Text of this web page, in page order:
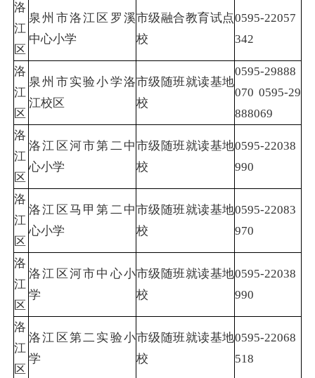
洛
江
区
泉州市洛江区罗溪
中心小学
市级融合教育试点
校
0595-22057
342
洛
江
区
泉州市实验小学洛
江校区
市级随班就读基地
校
0595-29888
070 0595-29
888069
洛
江
区
洛江区河市第二中
心小学
市级随班就读基地
校
0595-22038
990
洛
江
区
洛江区马甲第二中
心小学
市级随班就读基地
校
0595-22083
970
洛
江
区
洛江区河市中心小
学
市级随班就读基地
校
0595-22038
990
洛
江
区
洛江区第二实验小
学
市级随班就读基地
校
0595-22068
518